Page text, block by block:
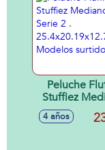
Peluche
Stuffiez
Serie 2 .
4 años